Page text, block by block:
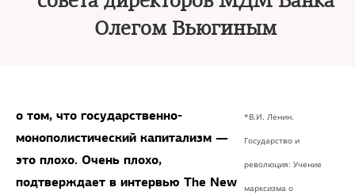
Олегом Вьюгиным
*В.И. Ленин.
Государство и
революция: Учение
марксизма о
о том, что государственно-
монополистический капитализм —
это плохо. Очень плохо,
подтверждает в интервью The New